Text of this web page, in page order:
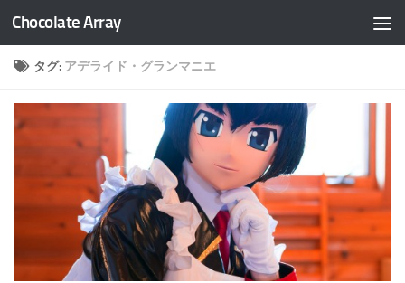
コンテンツへスキップ
Chocolate Array
タグ: アデライド・グランマニエ